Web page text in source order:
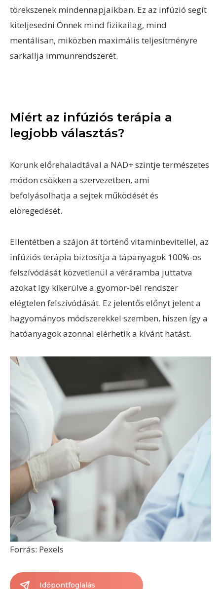
törekszenek mindennapjaikban. Ez az infúzió segít
kiteljesedni Önnek mind fizikailag, mind
mentálisan, miközben maximális teljesítményre
sarkallja immunrendszerét.
Miért az infúziós terápia a
legjobb választás?
Korunk előrehaladtával a NAD+ szintje természetes
módon csökken a szervezetben, ami
befolyásolhatja a sejtek működését és
elöregedését.
Ellentétben a szájon át történő vitaminbevitellel, az
infúziós terápia biztosítja a tápanyagok 100%-os
felszívódását közvetlenül a véráramba juttatva
azokat így kikerülve a gyomor-bél rendszer
elégtelen felszívódását. Ez jelentős előnyt jelent a
hagyományos módszerekkel szemben, hiszen így a
hatóanyagok azonnal elérhetik a kívánt hatást.
Forrás: Pexels
Időpontfoglalás